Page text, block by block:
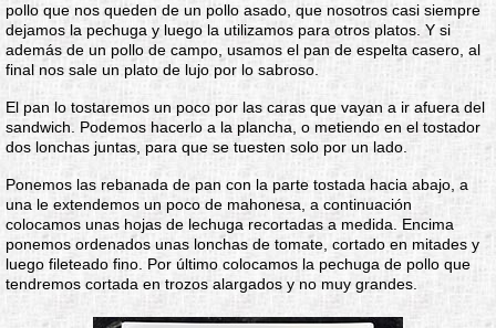
pollo que nos queden de un pollo asado, que nosotros casi siempre
dejamos la pechuga y luego la utilizamos para otros platos. Y si
además de un pollo de campo, usamos el pan de espelta casero, al
final nos sale un plato de lujo por lo sabroso.
El pan lo tostaremos un poco por las caras que vayan a ir afuera del
sandwich. Podemos hacerlo a la plancha, o metiendo en el tostador
dos lonchas juntas, para que se tuesten solo por un lado.
Ponemos las rebanada de pan con la parte tostada hacia abajo, a
una le extendemos un poco de mahonesa, a continuación
colocamos unas hojas de lechuga recortadas a medida. Encima
ponemos ordenados unas lonchas de tomate, cortado en mitades y
luego fileteado fino. Por último colocamos la pechuga de pollo que
tendremos cortada en trozos alargados y no muy grandes.